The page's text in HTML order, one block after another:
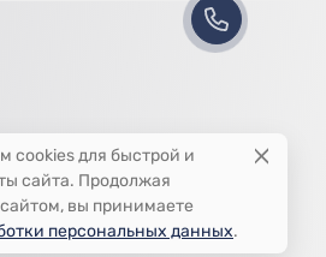
cookies для быстрой и
сайта. Продолжая
сайтом, вы принимаете
персональных данных.